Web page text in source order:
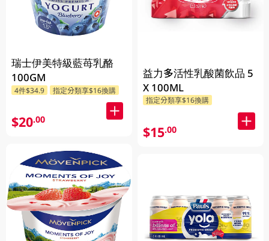
瑞士伊美特級藍苺乳酪
100GM
4件$34.9 指定分類享$16換購
$20.00
益力多活性乳酸菌飲品 5
X 100ML
指定分類享$16換購
$15.00